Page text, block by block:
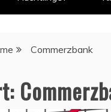
Commerzbank